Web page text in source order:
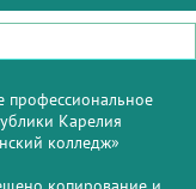
профессиональное
Карелия
колледж»